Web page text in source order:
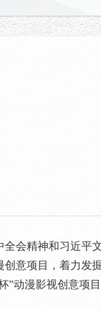
精神和习近平文
意项目，着力发
”动漫影视创意项